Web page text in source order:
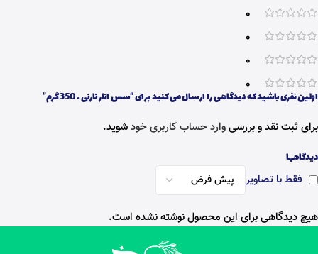
0
0
0
0
دیدگاهها
فقط با تصاویر
هیچ دیدگاهی برای این محصول نوشته نشده است.
اولین نفری باشید که دیدگاهی را ارسال می کنید برای “سس انار نارنی ـ 350 گرم”
برای ثبت نقد و بررسیوارد حساب کاربری خودشوید.